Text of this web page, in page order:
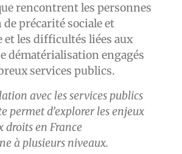
rencontrent les personnes
précarité sociale et
et les difficultés liées aux
dématérialisation engagés
services publics.
avec les services publics
permet d’explorer les enjeux
droits en France
à plusieurs niveaux.